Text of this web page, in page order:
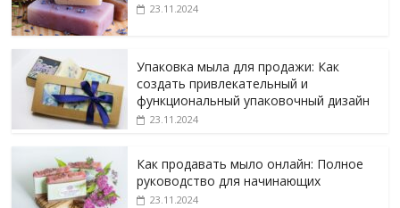
23.11.2024
Упаковка мыла для продажи: Как
создать привлекательный и
функциональный упаковочный дизайн
23.11.2024
Как продавать мыло онлайн: Полное
руководство для начинающих
23.11.2024